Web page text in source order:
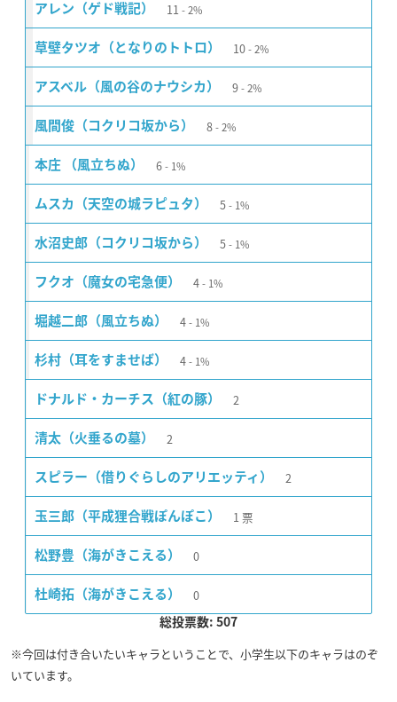
アレン（ゲド戦記） 11 2%
草壁タツオ（となりのトトロ） 10 2%
アスベル（風の谷のナウシカ） 9 2%
風間俊（コクリコ坂から） 8 2%
本庄 （風立ちぬ） 6 1%
ムスカ（天空の城ラピュタ） 5 1%
水沼史郎（コクリコ坂から） 5 1%
フクオ（魔女の宅急便） 4 1%
堀越二郎（風立ちぬ） 4 1%
杉村（耳をすませば） 4 1%
ドナルド・カーチス（紅の豚） 2
清太（火垂るの墓） 2
スピラー（借りぐらしのアリエッティ） 2
玉三郎（平成狸合戦ぽんぽこ） 1 票
松野豊（海がきこえる） 0
杜崎拓（海がきこえる） 0
総投票数: 507
※今回は付き合いたいキャラということで、小学生以下のキャラはのぞ
いています。